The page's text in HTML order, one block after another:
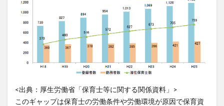
<出典：厚生労働省「保育士等に関する関係資料」>
このギャップは保育士の労働条件や労働環境が原因で保育資